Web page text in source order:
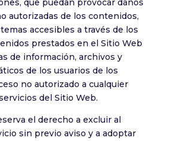
que puedan provocar daños
autorizadas de los contenidos,
accesibles a través de los
prestados en el Sitio Web
de información, archivos y
de los usuarios de los
no autorizado a cualquier
del Sitio Web.
el derecho a excluir al
sin previo aviso y a adoptar